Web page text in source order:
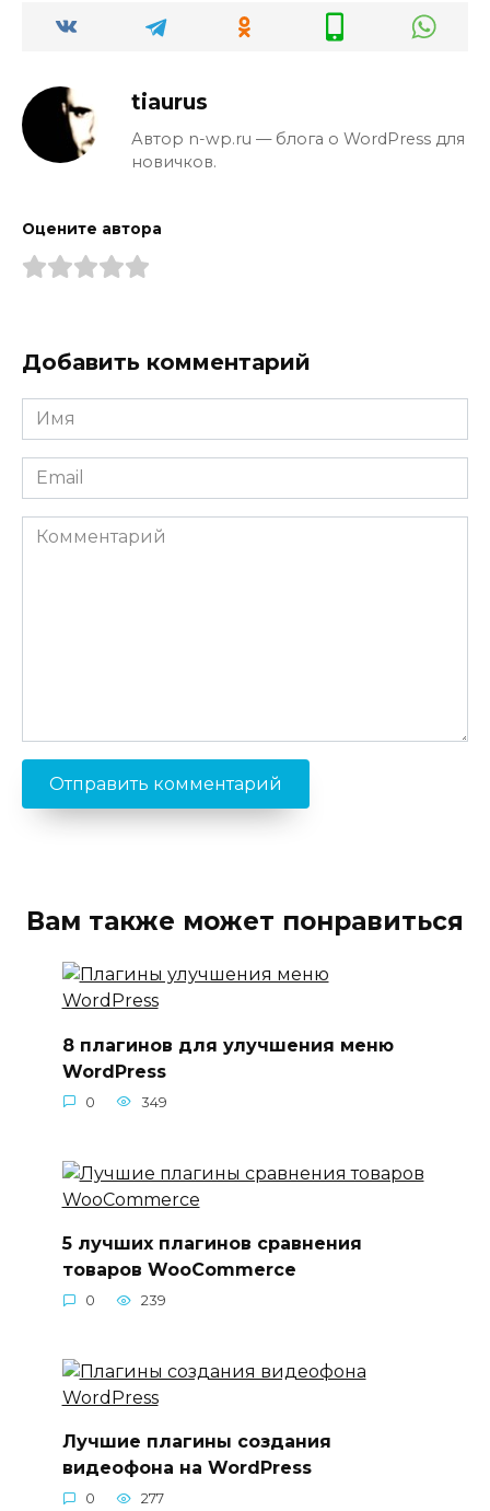
tiaurus
Автор n-wp.ru — блога о WordPress для
новичков.
Оцените автора
Добавить комментарий
Имя
*
Email
*
Комментарий
Вам также может понравиться
8 плагинов для улучшения меню
WordPress
0 349
5 лучших плагинов сравнения
товаров WooCommerce
0 239
Лучшие плагины создания
видеофона на WordPress
0 277